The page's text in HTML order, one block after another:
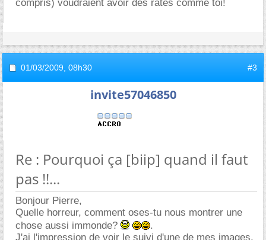
compris) voudraient avoir des ratés comme toi!
01/03/2009, 08h30 #3
invite57046850
Re : Pourquoi ça [biip] quand il faut
pas !!...
Bonjour Pierre,
Quelle horreur, comment oses-tu nous montrer une
chose aussi immonde?
.
J'ai l'impression de voir le suivi d'une de mes images,